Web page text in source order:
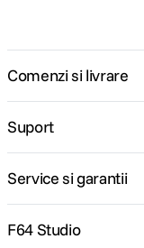
Comenzi si livrare
Suport
Service si garantii
F64 Studio